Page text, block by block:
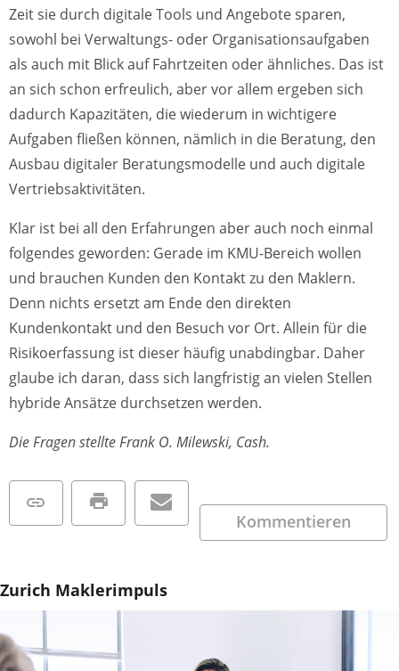
Zeit sie durch digitale Tools und Angebote sparen,
sowohl bei Verwaltungs- oder Organisationsaufgaben
als auch mit Blick auf Fahrtzeiten oder ähnliches. Das ist
an sich schon erfreulich, aber vor allem ergeben sich
dadurch Kapazitäten, die wiederum in wichtigere
Aufgaben fließen können, nämlich in die Beratung, den
Ausbau digitaler Beratungsmodelle und auch digitale
Vertriebsaktivitäten.
Klar ist bei all den Erfahrungen aber auch noch einmal
folgendes geworden: Gerade im KMU-Bereich wollen
und brauchen Kunden den Kontakt zu den Maklern.
Denn nichts ersetzt am Ende den direkten
Kundenkontakt und den Besuch vor Ort. Allein für die
Risikoerfassung ist dieser häufig unabdingbar. Daher
glaube ich daran, dass sich langfristig an vielen Stellen
hybride Ansätze durchsetzen werden.
Die Fragen stellte Frank O. Milewski, Cash.
Kommentieren
Zurich Maklerimpuls